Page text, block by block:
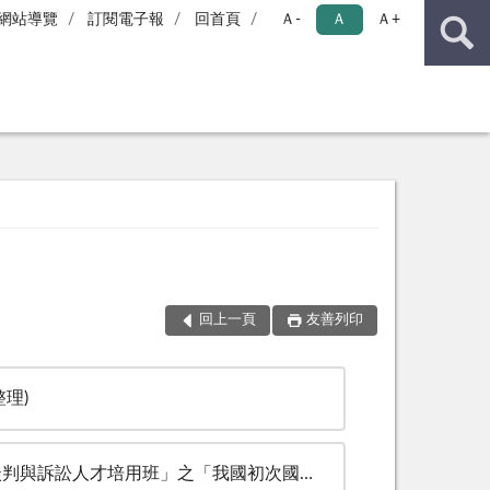
站導覽 訂閱電子報 回首頁 Ａ- Ａ Ａ+
回上一頁 友善列印
理)
我國初次國家人權報告之撰寫、審查及後續檢討與展望」投影片資料